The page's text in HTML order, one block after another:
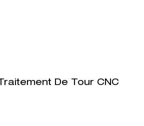
Traitement De Tour CNC